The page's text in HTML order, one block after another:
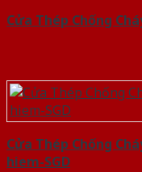
Cửa Thép Chống
Cửa Thép Chống
hiem-SGD